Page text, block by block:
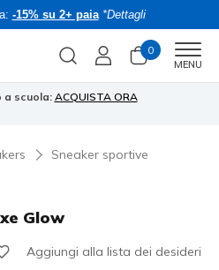
-15% su 2+ paia *Dettagli
0
MENU
45 giorni per i memberi
Sneaker sportive
Glow
Aggiungi alla lista dei desideri